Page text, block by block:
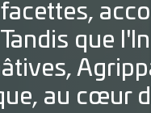
que
au cœur